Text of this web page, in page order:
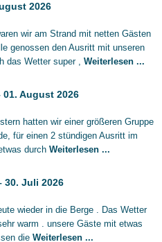
2026
wir am Strand mit netten Gästen
genossen den Ausritt mit unseren
das Wetter super , Weiterlesen ...
August 2026
hatten wir einer größeren Gruppe
für einen 2 stündigen Ausritt im
durch Weiterlesen ...
30. Juli 2026
wieder in die Berge . Das Wetter
warm . unsere Gäste mit etwas
die Weiterlesen ...